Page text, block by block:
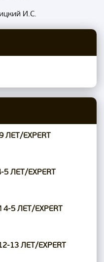
И.С.
EXPERT
ЛЕТ/EXPERT
ЛЕТ/EXPERT
ЛЕТ/EXPERT